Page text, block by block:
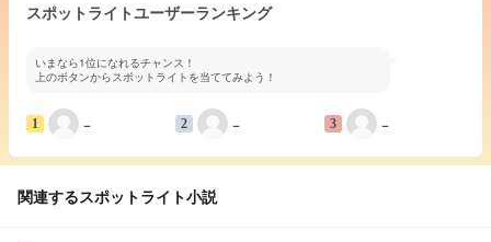
スポットライトユーザーランキング
いまなら1位になれるチャンス！
上のボタンからスポットライトを当ててみよう！
1 − 2 − 3 −
関連するスポットライト小説